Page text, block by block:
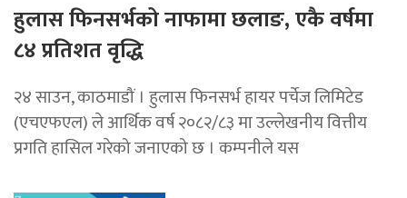
हुलास फिनसर्भको नाफामा छलाङ, एकै वर्षमा
८४ प्रतिशत वृद्धि
२४ साउन, काठमाडौं । हुलास फिनसर्भ हायर पर्चेज लिमिटेड
(एचएफएल) ले आर्थिक वर्ष २०८२/८३ मा उल्लेखनीय वित्तीय
प्रगति हासिल गरेको जनाएको छ । कम्पनीले यस